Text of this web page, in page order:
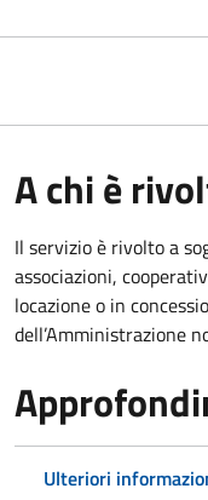
A chi è
Il servizio è rivolto a
associazioni,
locazione o in
dell’Amministrazione
Ulteriori